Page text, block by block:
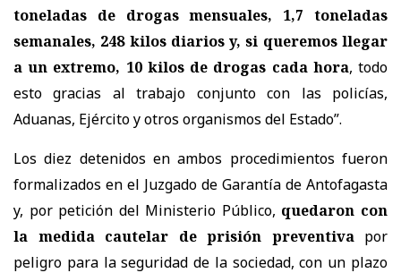
toneladas de drogas mensuales, 1,7 toneladas
semanales, 248 kilos diarios y, si queremos llegar
a un extremo, 10 kilos de drogas cada hora, todo
esto gracias al trabajo conjunto con las policías,
Aduanas, Ejército y otros organismos del Estado”.
Los diez detenidos en ambos procedimientos fueron
formalizados en el Juzgado de Garantía de Antofagasta
y, por petición del Ministerio Público, quedaron con
la medida cautelar de prisión preventivapor
peligro para la seguridad de la sociedad, con un plazo